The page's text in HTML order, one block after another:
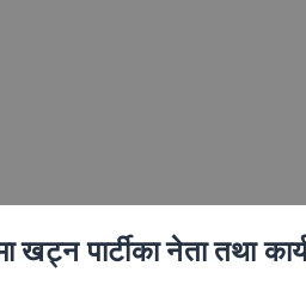
खट्न पार्टीका नेता तथा